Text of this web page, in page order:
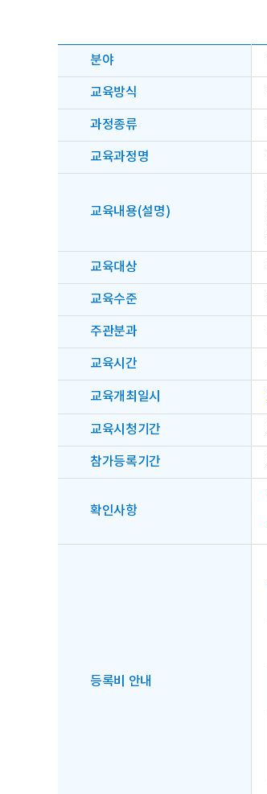
분야
교육방식
과정종류
교육과정명
교육내용(설명)
교육대상
교육수준
주관분과
교육시간
교육개최일시
교육시청기간
참가등록기간
확인사항
등록비 안내